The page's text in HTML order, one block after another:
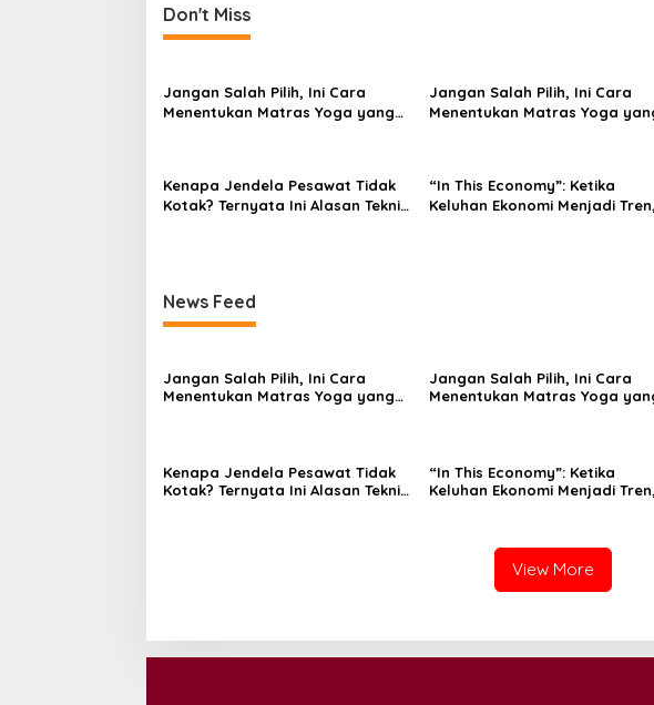
t
n
a
v
g
a
o
n
Don't Miss
Jangan Salah Pilih, Ini Cara
Menentukan Matras Yoga yang
Jangan Salah Pilih, Ini Cara
Menentukan Matras Yoga
Kenapa Jendela Pesawat Tidak
Kotak? Ternyata Ini Alasan Teknis
“In This Economy”: Ketika
Keluhan Ekonomi Menjadi Tren,
News Feed
Jangan Salah Pilih, Ini Cara
Menentukan Matras Yoga yang
Jangan Salah Pilih, Ini Cara
Menentukan Matras Yoga
Kenapa Jendela Pesawat Tidak
Kotak? Ternyata Ini Alasan Teknis
“In This Economy”: Ketika
Keluhan Ekonomi Menjadi Tren,
View More